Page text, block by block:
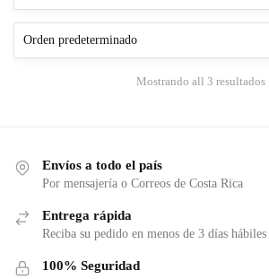
Mostrando all 3 resultados
Envíos a todo el país
Por mensajería o Correos de Costa Rica
Entrega rápida
Reciba su pedido en menos de 3 días hábiles
100% Seguridad